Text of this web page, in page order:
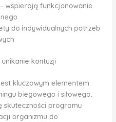
wspierają funkcjonowanie
do indywidualnych potrzeb
kontuzji
kluczowym elementem
biegowego i siłowego.
skuteczności programu
organizmu do